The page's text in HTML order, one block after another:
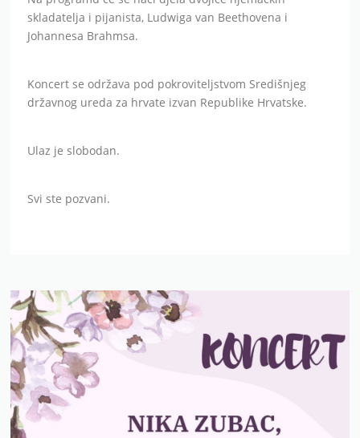
skladatelja i pijanista, Ludwiga van Beethovena i
Johannesa Brahmsa.
Koncert se održava pod pokroviteljstvom Središnjeg
državnog ureda za hrvate izvan Republike Hrvatske.
Ulaz je slobodan.
Svi ste pozvani.